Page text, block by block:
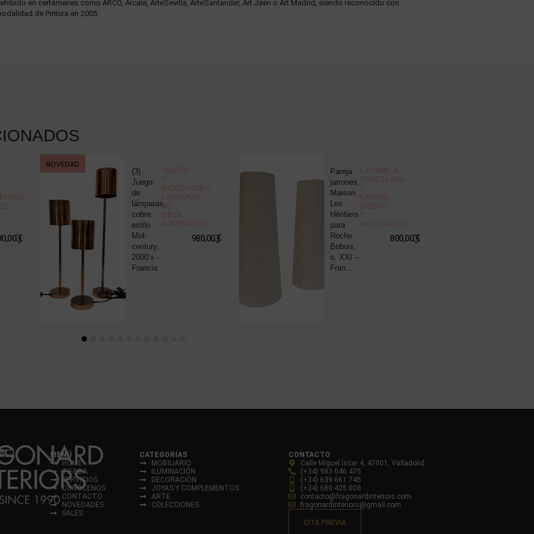
en certámenes como ARCO, Arcale, ArteSevilla, ArteSantander, Art Jaén o Art Madrid, siendo reconocido con
de Pintura en 2005.
,
€
NOVEDAD
(3)
Juego
de
lámparas,
cobre,
estilo
Mid-
century,
2000’s -
Francia
DISEÑO
Y
MIDCENTURY,
LÁMPARAS
DE
MESA,
NOVEDADES
980,00€
Pareja
jarrones,
Maison
Les
Héritiers
para
Roche
Bobois,
s. XXI –
Fran...
CERÁMICA,
PORCELANA
Y
CRISTAL,
DISEÑO
Y
MIDCENTURY
800,00€
MENÚ
HOME
TIENDA
SERVICIOS
CONÓCENOS
CONTACTO
NOVEDADES
SALES
CATEGORÍAS
MOBILIARIO
ILUMINACIÓN
DECORACIÓN
JOYAS Y COMPLEMENTOS
ARTE
COLECCIONES
CONTACTO
Calle Miguel Íscar 4, 47001, Valladolid
(+34) 983 046 475
(+34) 639 661 745
(+34) 680 425 008
contacto@fragonardinteriors.com
fragonardinteriors@gmail.com
CITA PREVIA